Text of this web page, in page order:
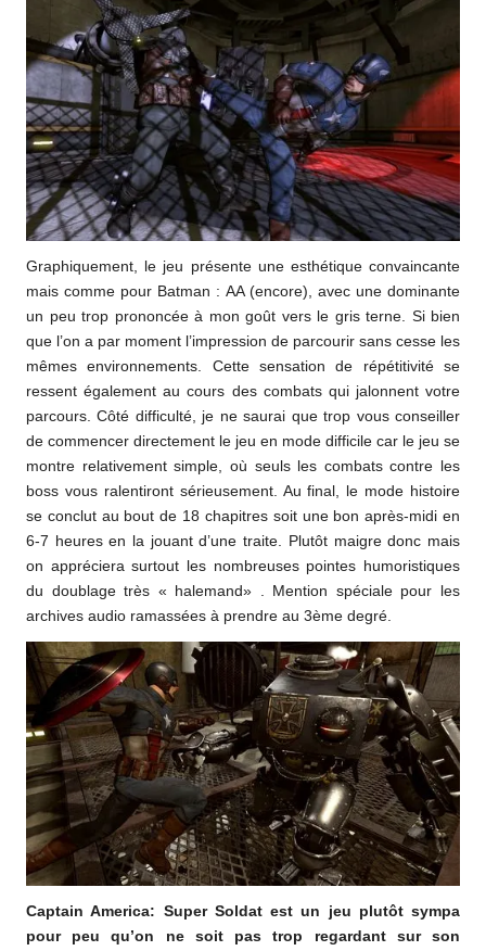
Graphiquement, le jeu présente une esthétique convaincante
mais comme pour Batman : AA (encore), avec une dominante
un peu trop prononcée à mon goût vers le gris terne. Si bien
que l’on a par moment l’impression de parcourir sans cesse les
mêmes environnements. Cette sensation de répétitivité se
ressent également au cours des combats qui jalonnent votre
parcours. Côté difficulté, je ne saurai que trop vous conseiller
de commencer directement le jeu en mode difficile car le jeu se
montre relativement simple, où seuls les combats contre les
boss vous ralentiront sérieusement. Au final, le mode histoire
se conclut au bout de 18 chapitres soit une bon après-midi en
6-7 heures en la jouant d’une traite. Plutôt maigre donc mais
on appréciera surtout les nombreuses pointes humoristiques
du doublage très « halemand» . Mention spéciale pour les
archives audio ramassées à prendre au 3ème degré.
Captain America: Super Soldat est un jeu plutôt sympa
pour peu qu’on ne soit pas trop regardant sur son